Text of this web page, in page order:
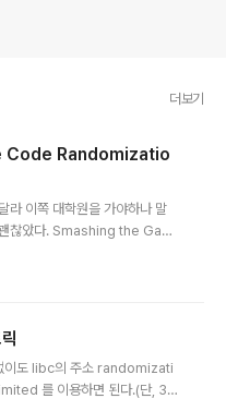
더보기
Code Randomizatio
라 이쪽 대학원을 가야하나 말
괜찮았다. Smashing the Gad
법을 제시하고있는데, 그중
든건 cmp al,bl 과 같은것들을
용이다.의미상으로는 전혀 다
이도 libc의 주소 randomizati
를 이용하면 된다.(단, 32